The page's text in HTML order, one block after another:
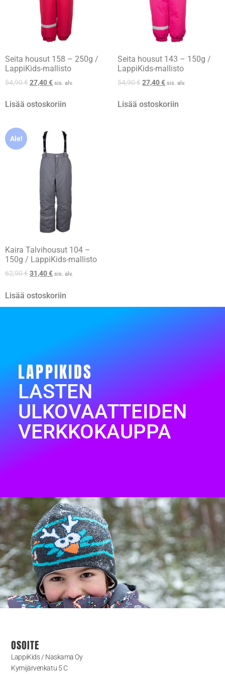
Seita housut 158 – 250g /
LappiKids-mallisto
54,90€27,40€ sis. alv.
Lisää ostoskoriin
Seita housut 143 – 150g /
LappiKids-mallisto
54,90€27,40€ sis. alv.
Lisää ostoskoriin
Ale!
Kaira Talvihousut 104 –
150g / LappiKids-mallisto
62,90€31,40€ sis. alv.
Lisää ostoskoriin
LAPPIKIDS
LASTEN
ULKOVAATTEIDEN
VERKKOKAUPPA
OSOITE
LappiKids / Naskama Oy
Kymijärvenkatu 5 C